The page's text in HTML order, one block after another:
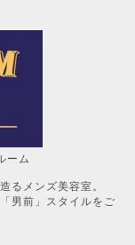
ズ美容室。
男前」スタイルをご